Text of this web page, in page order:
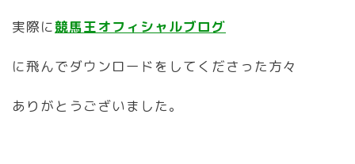
実際に競馬王オフィシャルブログ
に飛んでダウンロードをしてくださった方々
ありがとうございました。